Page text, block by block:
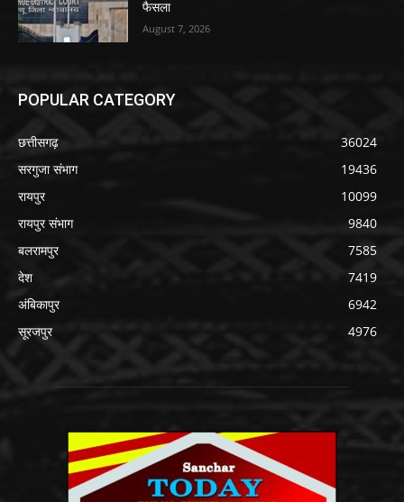
फैसला
August 7, 2026
POPULAR CATEGORY
छत्तीसगढ़
36024
सरगुजा संभाग
19436
रायपुर
10099
रायपुर संभाग
9840
बलरामपुर
7585
देश
7419
अंबिकापुर
6942
सूरजपुर
4976